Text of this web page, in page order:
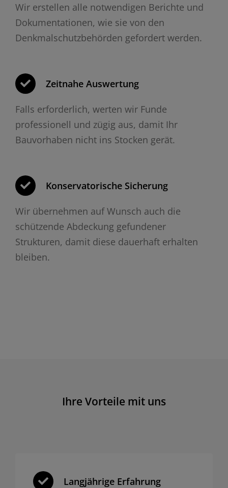
Wir erstellen alle notwendigen Berichte und
Dokumentationen, wie sie von den
Denkmalschutzbehörden gefordert werden.
Zeitnahe Auswertung
Falls erforderlich, werten wir Funde
professionell und zügig aus, damit Ihr
Bauvorhaben nicht ins Stocken gerät.
Konservatorische Sicherung
Wir übernehmen auf Wunsch auch die
schützende Abdeckung gefundener
Strukturen, damit diese dauerhaft erhalten
bleiben.
Ihre Vorteile mit uns
Langjährige Erfahrung